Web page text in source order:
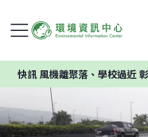
聚落、學校過近 彰化福漢風電案